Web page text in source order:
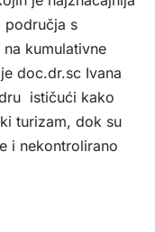
područja s
kumulativne
doc.dr.sc Ivana
ističući kako
turizam, dok su
i nekontrolirano